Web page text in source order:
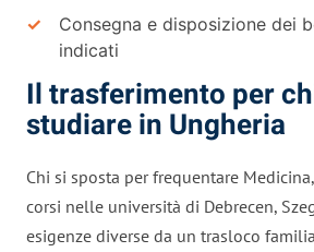
Consegna e disposizione dei
indicati
Il trasferimento per
studiare in Ungheria
Chi si sposta per frequentare
corsi nelle università di Debrecen,
esigenze diverse da un trasloco